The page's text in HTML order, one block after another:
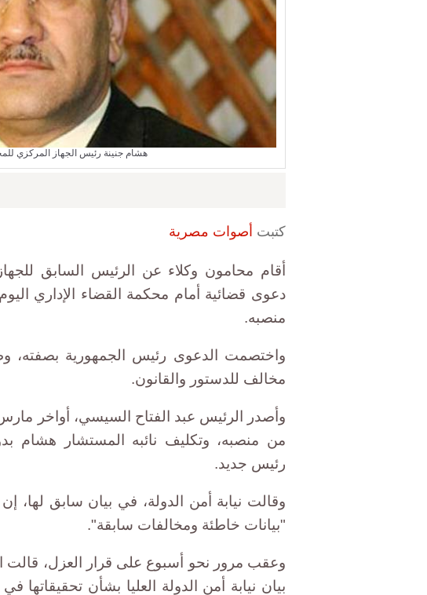
هشام جنينة رئيس الجهاز المركزي
كتبت أصوات مصرية
أقام محامون وكلاء عن الرئيس السابق
دعوى قضائية أمام محكمة القضاء الإداري
منصبه.
واختصمت الدعوى رئيس الجمهورية بصفته،
مخالف للدستور والقانون.
وأصدر الرئيس عبد الفتاح السيسي، أواخر مارس
من منصبه، وتكليف نائبه المستشار هشام
رئيس جديد.
وقالت نيابة أمن الدولة، في بيان سابق لها،
"بيانات خاطئة ومخالفات سابقة".
وعقب مرور نحو أسبوع على قرار العزل، قالت